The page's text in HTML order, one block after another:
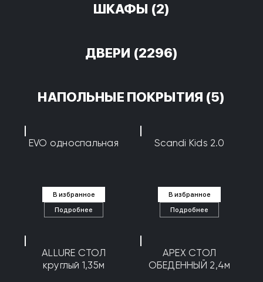
ШКАФЫ (2)
ДВЕРИ (2296)
НАПОЛЬНЫЕ ПОКРЫТИЯ (5)
EVO односпальная
В избранное
Подробнее
Scandi Kids 2.0
В избранное
Подробнее
ALLURE СТОЛ
круглый 1,35м
APEX СТОЛ
ОБЕДЕННЫЙ 2,4м